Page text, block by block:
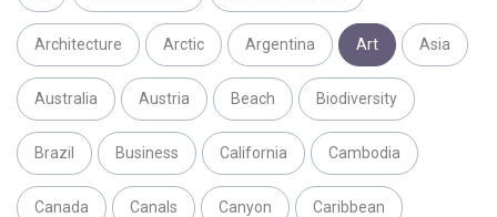
Architecture Arctic Argentina Art Asia
Australia Austria Beach Biodiversity
Brazil Business California Cambodia
Canada Canals Canyon Caribbean